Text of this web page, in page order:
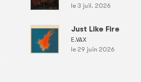
le 3 juil. 2026
Just Like Fire
E.VAX
le 29 juin 2026